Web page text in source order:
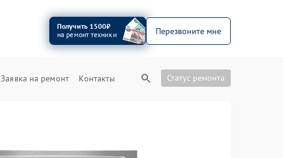
Получить 1500₽
на ремонт техники
Перезвоните мне
Заявка на ремонт Контакты Статус ремонта